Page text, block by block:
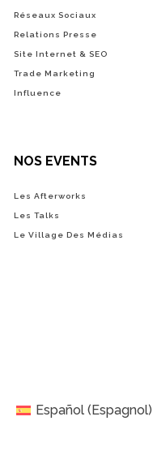
Réseaux Sociaux
Relations Presse
Site Internet & SEO
Trade Marketing
Influence
NOS EVENTS
Les Afterworks
Les Talks
Le Village Des Médias
Español ( Espagnol)